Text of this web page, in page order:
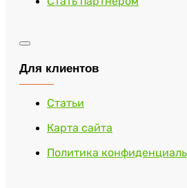
Для клиентов
Статьи
Карта сайта
Политика